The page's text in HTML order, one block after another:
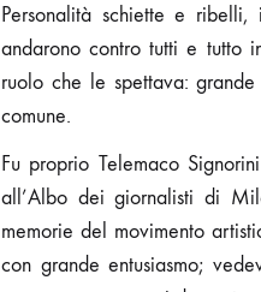
Personalità schiette e
andarono contro tutti e tutto
ruolo che le spettava:
comune.
Fu proprio Telemaco
all’Albo dei giornalisti di
memorie del movimento
con grande entusiasmo;